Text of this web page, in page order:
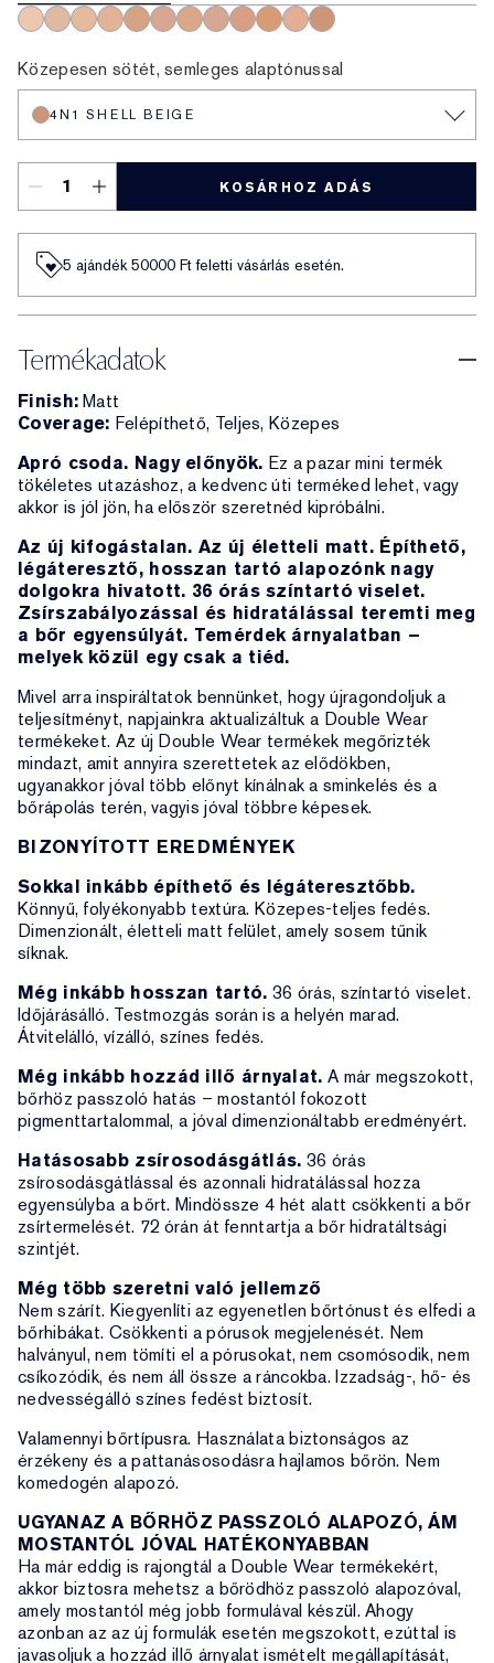
Közepesen sötét, semleges alaptónussal
4N1 SHELL BEIGE
KOSÁRHOZ ADÁS
5 ajándék 50000​ Ft feletti vásárlás esetén.
Termékadatok
Finish:Matt
Coverage: Felépíthető, Teljes, Közepes
Apró csoda. Nagy előnyök. Ez a pazar mini termék
tökéletes utazáshoz, a kedvenc úti terméked lehet, vagy
akkor is jól jön, ha először szeretnéd kipróbálni.
Az új kifogástalan. Az új életteli matt. Építhető,
légáteresztő, hosszan tartó alapozónk nagy
dolgokra hivatott. 36 órás színtartó viselet.
Zsírszabályozással és hidratálással teremti meg
a bőr egyensúlyát. Temérdek árnyalatban –
melyek közül egy csak a tiéd.
Mivel arra inspiráltatok bennünket, hogy újragondoljuk a
teljesítményt, napjainkra aktualizáltuk a Double Wear
termékeket. Az új Double Wear termékek megőrizték
mindazt, amit annyira szerettetek az elődökben,
ugyanakkor jóval több előnyt kínálnak a sminkelés és a
bőrápolás terén, vagyis jóval többre képesek.
BIZONYÍTOTT EREDMÉNYEK
Sokkal inkább építhető és légáteresztőbb.
Könnyű, folyékonyabb textúra. Közepes-teljes fedés.
Dimenzionált, életteli matt felület, amely sosem tűnik
síknak.
Még inkább hosszan tartó. 36 órás, színtartó viselet.
Időjárásálló. Testmozgás során is a helyén marad.
Átvitelálló, vízálló, színes fedés.
Még inkább hozzád illő árnyalat. A már megszokott,
bőrhöz passzoló hatás – mostantól fokozott
pigmenttartalommal, a jóval dimenzionáltabb eredményért.
Hatásosabb zsírosodásgátlás. 36 órás
zsírosodásgátlással és azonnali hidratálással hozza
egyensúlyba a bőrt. Mindössze 4 hét alatt csökkenti a bőr
zsírtermelését. 72 órán át fenntartja a bőr hidratáltsági
szintjét.
Még több szeretni való jellemző
Nem szárít. Kiegyenlíti az egyenetlen bőrtónust és elfedi a
bőrhibákat. Csökkenti a pórusok megjelenését. Nem
halványul, nem tömíti el a pórusokat, nem csomósodik, nem
csíkozódik, és nem áll össze a ráncokba. Izzadság-, hő- és
nedvességálló színes fedést biztosít.
Valamennyi bőrtípusra. Használata biztonságos az
érzékeny és a pattanásosodásra hajlamos bőrön. Nem
komedogén alapozó.
UGYANAZ A BŐRHÖZ PASSZOLÓ ALAPOZÓ, ÁM
MOSTANTÓL JÓVAL HATÉKONYABBAN
Ha már eddig is rajongtál a Double Wear termékekért,
akkor biztosra mehetsz a bőrödhöz passzoló alapozóval,
amely mostantól még jobb formulával készül. Ahogy
azonban az az új formulák esetén megszokott, ezúttal is
javasoljuk a hozzád illő árnyalat ismételt megállapítását,